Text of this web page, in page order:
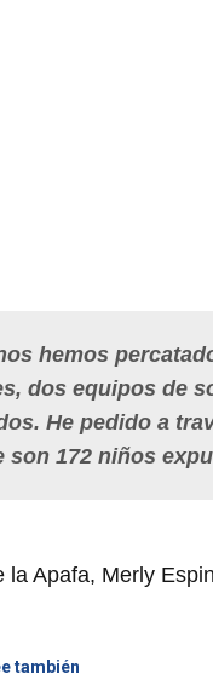
hemos
dos equipos de
He pedido a
son 172 niños
la Apafa, Merly
también